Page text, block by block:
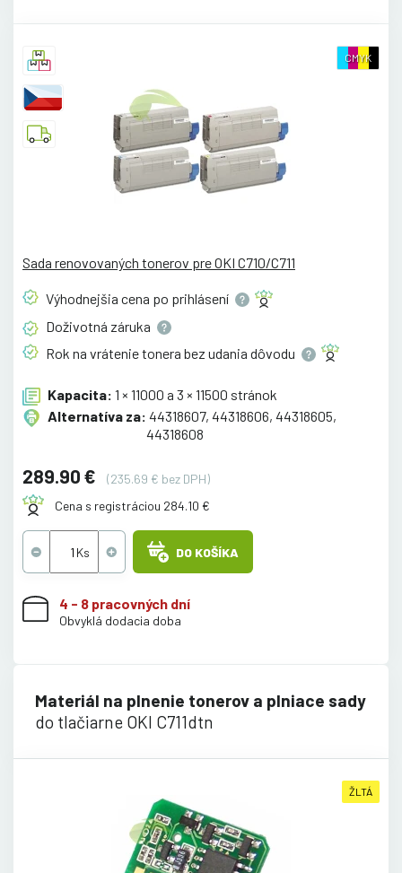
CMYK
Sada renovovaných tonerov pre OKI C710/C711
Výhodnejšia cena po prihlásení
Doživotná záruka
Rok na vrátenie tonera bez udania dôvodu
Kapacita: 1 × 11000 a 3 × 11500 stránok
Alternatíva za: 44318607, 44318606, 44318605,
44318608
289.90 €
(235.69 € bez DPH)
Cena s registráciou 284.10 €
DO KOŠÍKA
4 - 8 pracovných dní
Obvyklá dodacia doba
Materiál na plnenie tonerov a plniace sady
do tlačiarne OKI C711dtn
ŽLTÁ